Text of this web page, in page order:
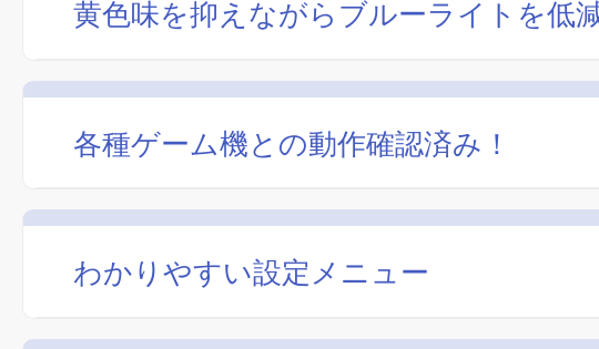
黄色味を抑えながらブルーライトを低
各種ゲーム機との動作確認済み！
わかりやすい設定メニュー